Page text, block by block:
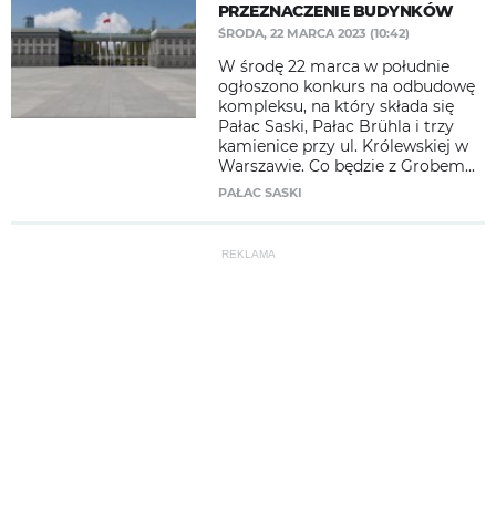
PRZEZNACZENIE BUDYNKÓW
ŚRODA, 22 MARCA 2023 (10:42)
W środę 22 marca w południe
ogłoszono konkurs na odbudowę
kompleksu, na który składa się
Pałac Saski, Pałac Brühla i trzy
kamienice przy ul. Królewskiej w
Warszawie. Co będzie z Grobem...
PAŁAC SASKI
REKLAMA